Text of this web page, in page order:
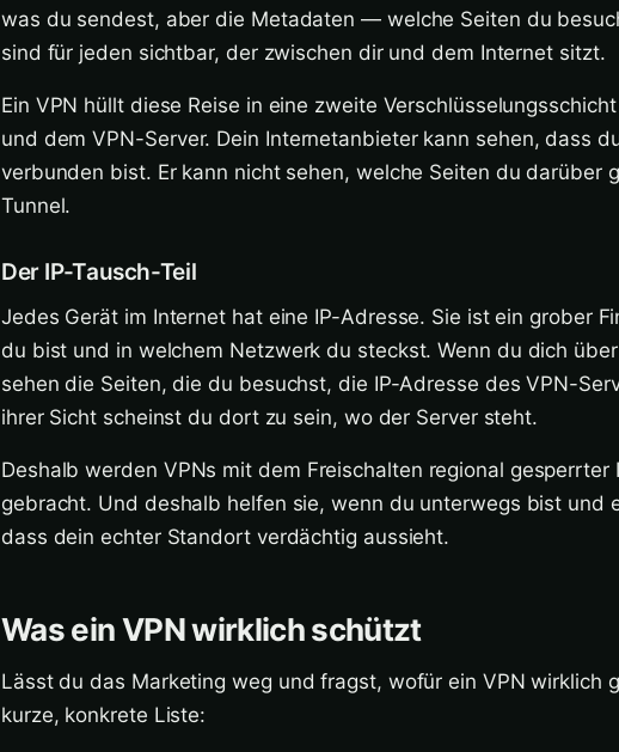
was du sendest, aber die Metadaten — welche Seiten du
sind für jeden sichtbar, der zwischen dir und dem Internet sitzt.
Ein VPN hüllt diese Reise in eine zweite
und dem VPN-Server. Dein Internetanbieter kann sehen, dass
verbunden bist. Er kann nicht sehen, welche Seiten du darüber
Tunnel.
Der IP-Tausch-Teil
Jedes Gerät im Internet hat eine IP-Adresse. Sie ist ein grober
du bist und in welchem Netzwerk du steckst. Wenn du dich
sehen die Seiten, die du besuchst, die IP-Adresse des VPN-
ihrer Sicht scheinst du dort zu sein, wo der Server steht.
Deshalb werden VPNs mit dem Freischalten regional gesperrter
gebracht. Und deshalb helfen sie, wenn du unterwegs bist und
dass dein echter Standort verdächtig aussieht.
Was ein VPN wirklich schützt
Lässt du das Marketing weg und fragst, wofür ein VPN wirklich
kurze, konkrete Liste: